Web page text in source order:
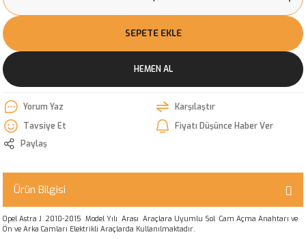
SEPETE EKLE
HEMEN AL
Yorum Yaz
Karşılaştır
Tavsiye Et
Fiyatı Düşünce Haber Ver
Paylaş
Ürün Bilgisi
Opel Astra J 2010-2015 Model Yılı Arası Araçlara Uyumlu Sol Cam Açma Anahtarı ve
Ön ve Arka Camları Elektrikli Araçlarda Kullanılmaktadır.